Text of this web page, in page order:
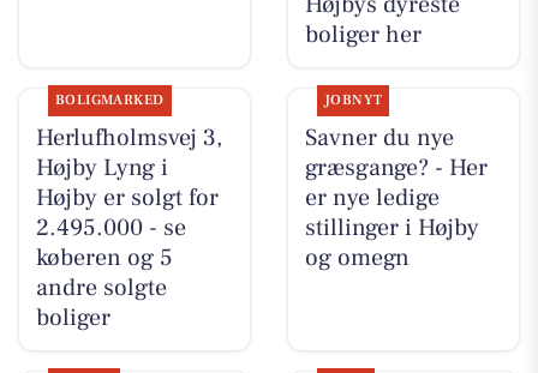
boliger her
BOLIGMARKED
Herlufholmsvej 3,
Højby Lyng i
Højby er solgt for
2.495.000 - se
køberen og 5
andre solgte
boliger
JOBNYT
Savner du nye
græsgange? - Her
er nye ledige
stillinger i Højby
og omegn